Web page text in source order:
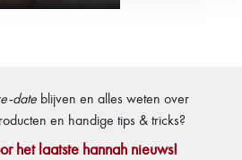
dateblijven en alles weten over
en handige tips & tricks?
het laatste hannah nieuws!